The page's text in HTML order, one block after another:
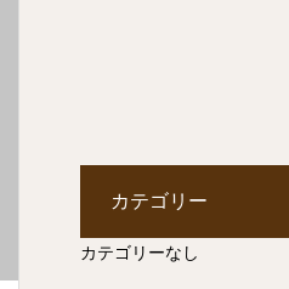
カテゴリー
カテゴリーなし